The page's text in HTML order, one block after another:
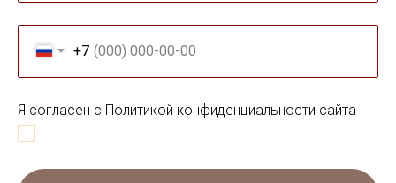
+7
Я согласен с Политикой конфиденциальности сайта